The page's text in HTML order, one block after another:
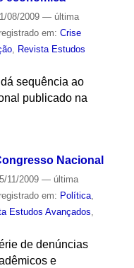
08/2009 — última
em: Crise
, Revista Estudos
sequência ao
publicado na
Nacional
11/2009 — última
em: Política,
Estudos Avançados,
de denúncias
e